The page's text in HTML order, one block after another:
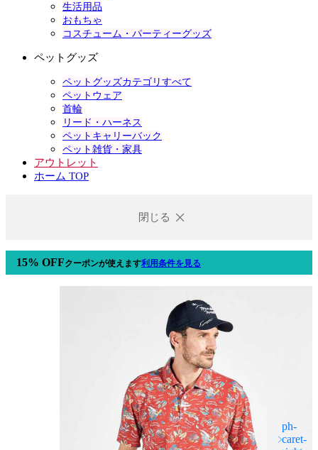
生活用品
おもちゃ
コスチューム・パーティーグッズ
ペットグッズ
ペットグッズカテゴリすべて
ペットウェア
首輪
リード・ハーネス
ペットキャリーバック
ペット雑貨・家具
アウトレット
ホーム TOP
閉じる
15% OFFクーポンが使えます利用条件を見る